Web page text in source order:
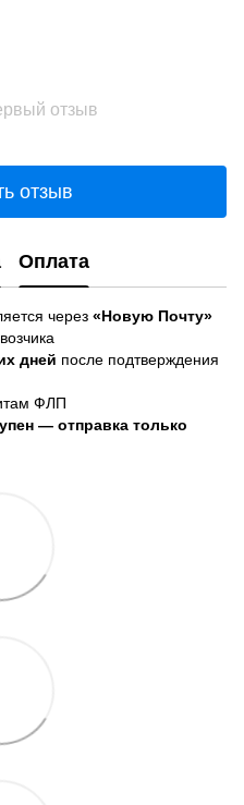
отзыв
отзыв
Оплата
через «Новую Почту»
дней после подтверждения
ФЛП
— отправка только